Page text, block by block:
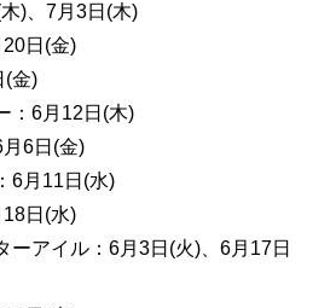
)、7月3日(木)
日(金)
(金)
：6月12日(木)
6日(金)
6月11日(水)
日(水)
ーアイル：6月3日(火)、6月17日